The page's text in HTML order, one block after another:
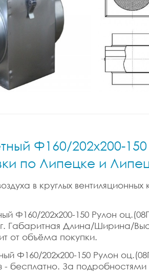
Ф160/202x200-
по Липецке и
в круглых
Ф160/202x200-150 Рулон
Габаритная Длина/Ширина/
от объёма покупки.
Ф160/202x200-150 Рулон
бесплатно. За подробностями